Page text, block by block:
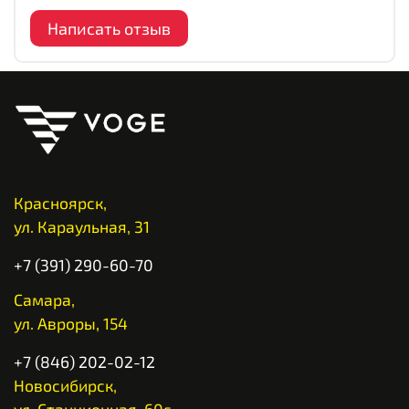
Написать отзыв
Красноярск,
ул. Караульная, 31
+7 (391) 290-60-70
Самара,
ул. Авроры, 154
+7 (846) 202-02-12
Новосибирск,